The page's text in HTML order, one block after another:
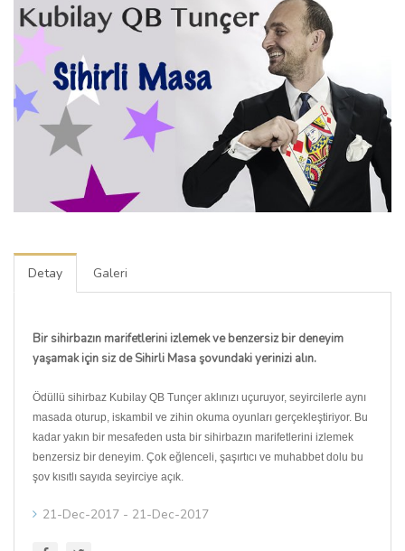
Detay Galeri
Bir sihirbazın marifetlerini izlemek ve benzersiz bir deneyim
yaşamak için siz de Sihirli Masa şovundaki yerinizi alın.
Ödüllü sihirbaz Kubilay QB Tunçer aklınızı uçuruyor, seyircilerle aynı
masada oturup, iskambil ve zihin okuma oyunları gerçekleştiriyor. Bu
kadar yakın bir mesafeden usta bir sihirbazın marifetlerini izlemek
benzersiz bir deneyim. Çok eğlenceli, şaşırtıcı ve muhabbet dolu bu
şov kısıtlı sayıda seyirciye açık.
21-Dec-2017 - 21-Dec-2017